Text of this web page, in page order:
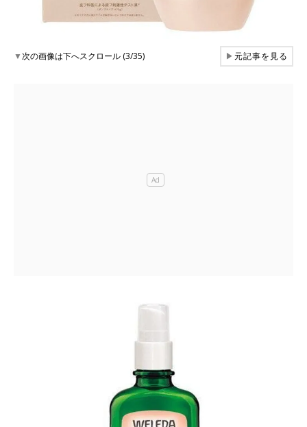
▼次の画像は下へスクロール (3/35) ▶元記事を見る